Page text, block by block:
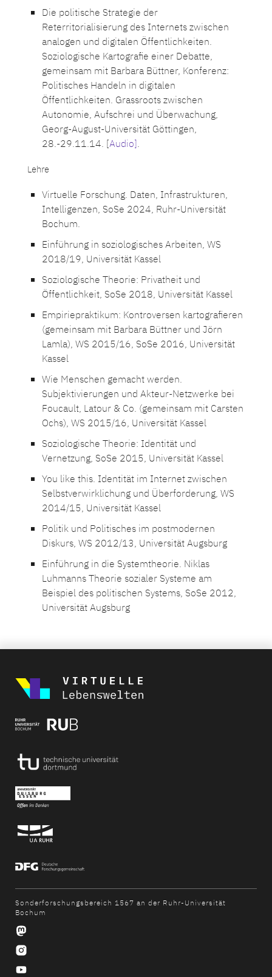
Die politische Strategie der
Reterritorialisierung des Internets zwischen
analogen und digitalen Öffentlichkeiten.
Soziologische Kartografie einer Debatte,
gemeinsam mit Barbara Büttner, Konferenz:
Politisches Handeln in digitalen
Öffentlichkeiten. Grassroots zwischen
Autonomie, Aufschrei und Überwachung,
Georg-August-Universität Göttingen,
28.-29.11.14. [Audio].
Lehre
Virtuelle Forschung. Daten, Infrastrukturen,
Intelligenzen, SoSe 2024, Ruhr-Universität
Bochum.
Einführung in soziologisches Arbeiten, WS
2018/19, Universität Kassel
Soziologische Theorie: Privatheit und
Öffentlichkeit, SoSe 2018, Universität Kassel
Empiriepraktikum: Kontroversen kartografieren
(gemeinsam mit Barbara Büttner und Jörn
Lamla), WS 2015/16, SoSe 2016, Universität
Kassel
Wie Menschen gemacht werden.
Subjektivierungen und Akteur-Netzwerke bei
Foucault, Latour & Co. (gemeinsam mit Carsten
Ochs), WS 2015/16, Universität Kassel
Soziologische Theorie: Identität und
Vernetzung, SoSe 2015, Universität Kassel
You like this. Identität im Internet zwischen
Selbstverwirklichung und Überforderung, WS
2014/15, Universität Kassel
Politik und Politisches im postmodernen
Diskurs, WS 2012/13, Universität Augsburg
Einführung in die Systemtheorie. Niklas
Luhmanns Theorie sozialer Systeme am
Beispiel des politischen Systems, SoSe 2012,
Universität Augsburg
Sonderforschungsbereich 1567 an der Ruhr-Universität
Bochum